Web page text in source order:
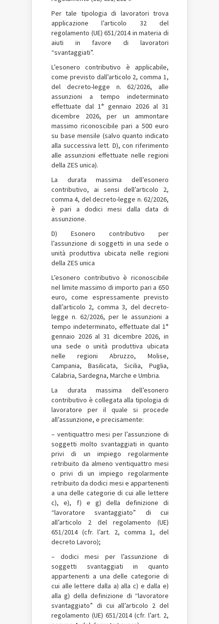
Per tale tipologia di lavoratori trova
applicazione l’articolo 32 del
regolamento (UE) 651/2014 in materia di
aiuti in favore di lavoratori
“svantaggiati”.
L’esonero contributivo è applicabile,
come previsto dall’articolo 2, comma 1,
del decreto-legge n. 62/2026, alle
assunzioni a tempo indeterminato
effettuate dal 1° gennaio 2026 al 31
dicembre 2026, per un ammontare
massimo riconoscibile pari a 500 euro
su base mensile (salvo quanto indicato
alla successiva lett. D), con riferimento
alle assunzioni effettuate nelle regioni
della ZES unica).
La durata massima dell’esonero
contributivo, ai sensi dell’articolo 2,
comma 4, del decreto-legge n. 62/2026,
è pari a dodici mesi dalla data di
assunzione.
D) Esonero contributivo per
l’assunzione di soggetti in una sede o
unità produttiva ubicata nelle regioni
della ZES unica
L’esonero contributivo è riconoscibile
nel limite massimo di importo pari a 650
euro, come espressamente previsto
dall’articolo 2, comma 3, del decreto-
legge n. 62/2026, per le assunzioni a
tempo indeterminato, effettuate dal 1°
gennaio 2026 al 31 dicembre 2026, in
una sede o unità produttiva ubicata
nelle regioni Abruzzo, Molise,
Campania, Basilicata, Sicilia, Puglia,
Calabria, Sardegna, Marche e Umbria.
La durata massima dell’esonero
contributivo è collegata alla tipologia di
lavoratore per il quale si procede
all’assunzione, e precisamente:
– ventiquattro mesi per l’assunzione di
soggetti molto svantaggiati in quanto
privi di un impiego regolarmente
retribuito da almeno ventiquattro mesi
o privi di un impiego regolarmente
retribuito da dodici mesi e appartenenti
a una delle categorie di cui alle lettere
c), e), f) e g) della definizione di
“lavoratore svantaggiato” di cui
all’articolo 2 del regolamento (UE)
651/2014 (cfr. l’art. 2, comma 1, del
decreto Lavoro);
– dodici mesi per l’assunzione di
soggetti svantaggiati in quanto
appartenenti a una delle categorie di
cui alle lettere dalla a) alla c) e dalla e)
alla g) della definizione di “lavoratore
svantaggiato” di cui all’articolo 2 del
regolamento (UE) 651/2014 (cfr. l’art. 2,